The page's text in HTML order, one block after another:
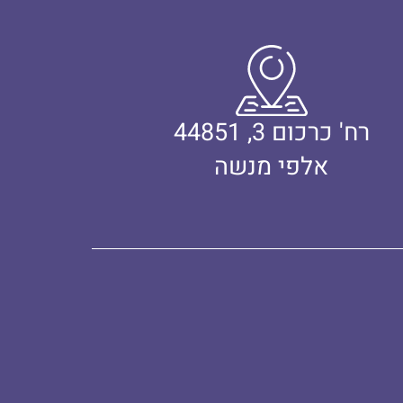
רח' כרכום 3, 44851
אלפי מנשה